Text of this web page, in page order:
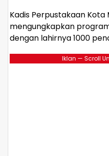
Kadis Perpustakaan Kota
mengungkapkan
dengan lahirnya 1000
Iklan — Scroll